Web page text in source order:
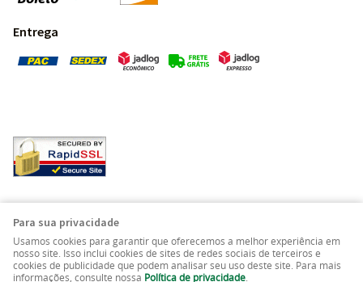
Entrega
LOJA VIRTUAL CRIADA POR
Para sua privacidade
Usamos cookies para garantir que oferecemos a melhor experiência em
nosso site. Isso inclui cookies de sites de redes sociais de terceiros e
cookies de publicidade que podem analisar seu uso deste site. Para mais
informações, consulte nossa Política de privacidade